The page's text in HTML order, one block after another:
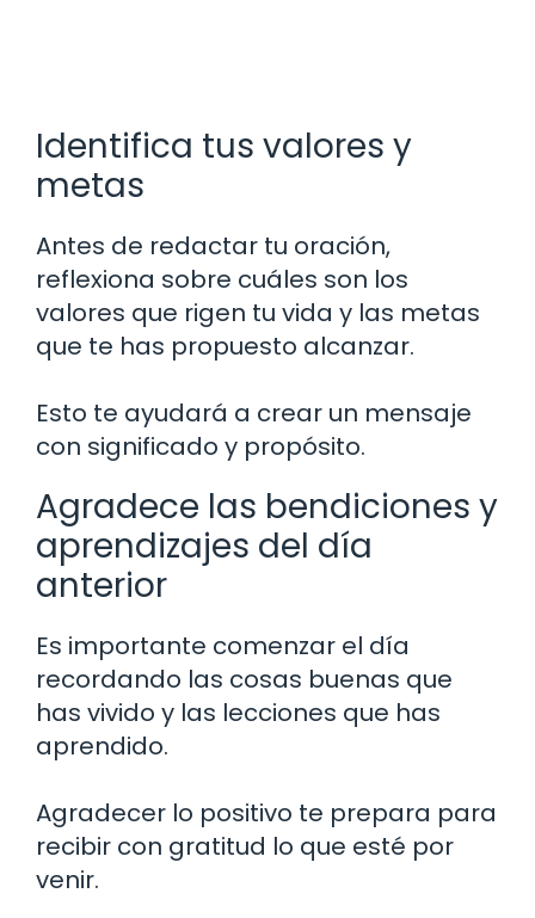
Identifica tus valores y
metas
Antes de redactar tu oración,
reflexiona sobre cuáles son los
valores que rigen tu vida y las metas
que te has propuesto alcanzar.
Esto te ayudará a crear un mensaje
con significado y propósito.
Agradece las bendiciones y
aprendizajes del día
anterior
Es importante comenzar el día
recordando las cosas buenas que
has vivido y las lecciones que has
aprendido.
Agradecer lo positivo te prepara para
recibir con gratitud lo que esté por
venir.